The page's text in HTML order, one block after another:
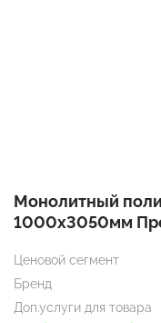
Монолитный
1000х3050мм
Ценовой сегмент
Бренд
Доп.услуги для товара